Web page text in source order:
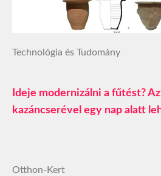
Technológia és Tudomány
Ideje modernizálni a fűtést?
kazáncserével egy nap alatt
Otthon-Kert